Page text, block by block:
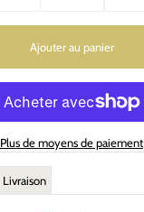
Plus de moyens de paiement
Livraison